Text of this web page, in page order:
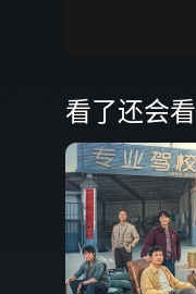
看了还会看